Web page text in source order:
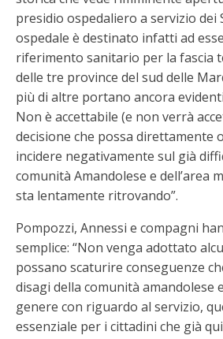
presidio ospedaliero a servizio dei
ospedale è destinato infatti ad
riferimento sanitario per la fascia
delle tre province del sud delle
più di altre portano ancora
Non è accettabile (e non verrà
decisione che possa direttamente
incidere negativamente sul già
comunità Amandolese e dell’area
sta lentamente ritrovando”.
Pompozzi, Annessi e compagni
semplice: “Non venga adottato
possano scaturire conseguenze
disagi della comunità amandolese
genere con riguardo al servizio,
essenziale per i cittadini che già